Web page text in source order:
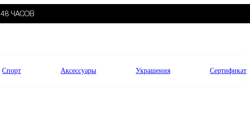
48 ЧАСОВ
Спорт Аксессуары Украшения Сертификат